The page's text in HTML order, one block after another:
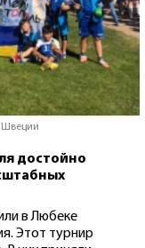
Швеции
достойно
в Любеке
Этот турнир